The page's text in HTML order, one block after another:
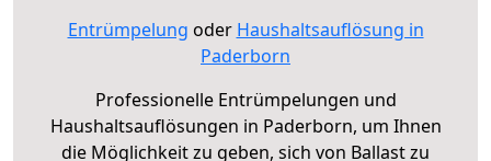
Entrümpelung oder Haushaltsauflösung in
Paderborn
Professionelle Entrümpelungen und
Haushaltsauflösungen in Paderborn, um Ihnen
die Möglichkeit zu geben, sich von Ballast zu